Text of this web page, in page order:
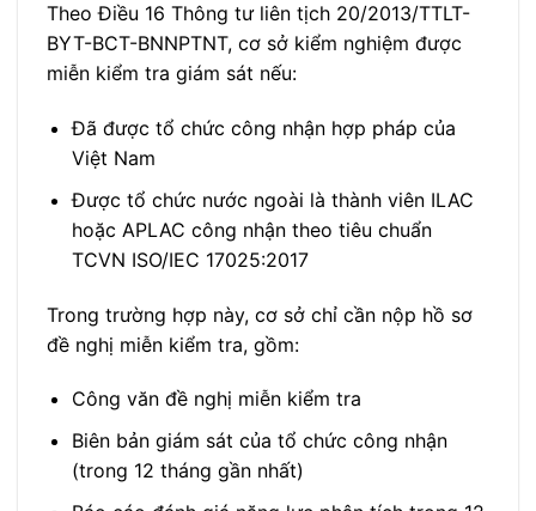
Theo Điều 16 Thông tư liên tịch 20/2013/TTLT-
BYT-BCT-BNNPTNT, cơ sở kiểm nghiệm được
miễn kiểm tra giám sát nếu:
Đã được tổ chức công nhận hợp pháp của
Việt Nam
Được tổ chức nước ngoài là thành viên ILAC
hoặc APLAC công nhận theo tiêu chuẩn
TCVN ISO/IEC 17025:2017
Trong trường hợp này, cơ sở chỉ cần nộp hồ sơ
đề nghị miễn kiểm tra, gồm:
Công văn đề nghị miễn kiểm tra
Biên bản giám sát của tổ chức công nhận
(trong 12 tháng gần nhất)